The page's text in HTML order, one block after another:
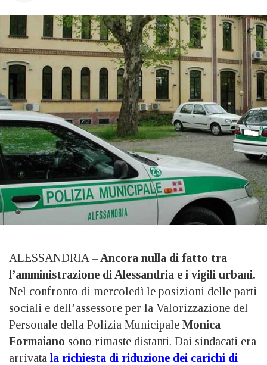
ALESSANDRIA – Ancora nulla di fatto tra
l’amministrazione di Alessandria e i vigili urbani.
Nel confronto di mercoledì le posizioni delle parti
sociali e dell’assessore per la Valorizzazione del
Personale della Polizia Municipale Monica
Formaiano sono rimaste distanti. Dai sindacati era
arrivata la richiesta di riduzione dei carichi di